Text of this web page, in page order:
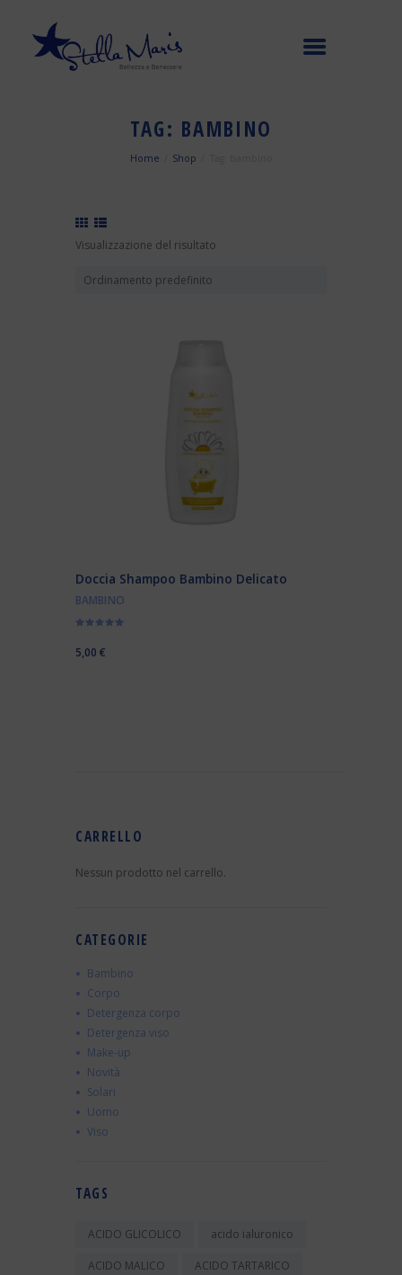
TAG: BAMBINO
Home Shop
Visualizzazione del risultato
Doccia Shampoo Bambino Delicato
BAMBINO
su 5
5,00 €
CARRELLO
Nessun prodotto nel carrello.
CATEGORIE
Bambino
Corpo
Detergenza corpo
Detergenza viso
Make-up
Novità
Solari
Uomo
Viso
TAGS
ACIDO GLICOLICO acido ialuronico
ACIDO MALICO ACIDO TARTARICO